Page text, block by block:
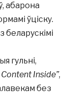
абарона
ўціску.
гульні,
Content Inside”,
без